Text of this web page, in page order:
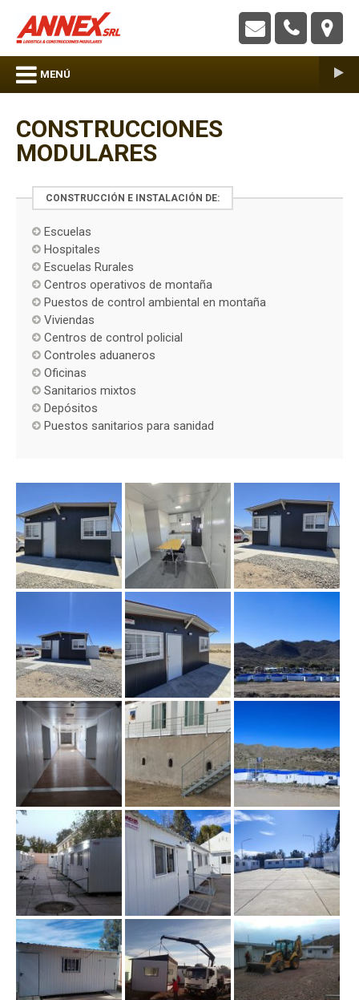
ANNEX S.R.L. – Construcciones Modulares
MENÚ
CONSTRUCCIONES
MODULARES
Escuelas
Hospitales
Escuelas Rurales
Centros operativos de montaña
Puestos de control ambiental en montaña
Viviendas
Centros de control policial
Controles aduaneros
Oficinas
Sanitarios mixtos
Depósitos
Puestos sanitarios para sanidad